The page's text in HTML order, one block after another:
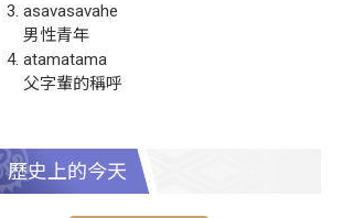
asavasavahe
男性青年
atamatama
父字輩的稱呼
歷史上的今天